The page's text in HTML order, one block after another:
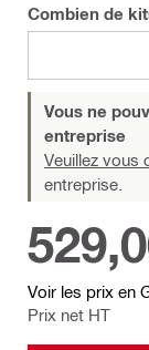
Combien de
Vous ne
entreprise
Veuillez vous
entreprise.
Voir les prix en
Prix net HT